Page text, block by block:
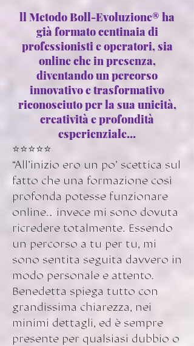
ll Metodo Boll-Evoluzione® ha
già formato centinaia di
professionisti e operatori, sia
online che in presenza,
diventando un percorso
innovativo e trasformativo
riconosciuto per la sua unicità,
creatività e profondità
esperienziale…
⭐️⭐️⭐️⭐️⭐️
“All’inizio ero un po’ scettica sul
fatto che una formazione così
profonda potesse funzionare
online… invece mi sono dovuta
ricredere totalmente. Essendo
un percorso a tu per tu, mi
sono sentita seguita davvero in
modo personale e attento.
Benedetta spiega tutto con
grandissima chiarezza, nei
minimi dettagli, ed è sempre
presente per qualsiasi dubbio o